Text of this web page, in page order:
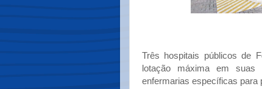
Três hospitais públicos de
lotação máxima em suas
enfermarias específicas para